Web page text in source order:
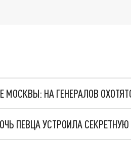
МОСКВЫ: НА ГЕНЕРАЛОВ
ПЕВЦА УСТРОИЛА